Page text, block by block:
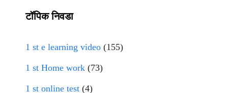
टॉपिक निवडा
1 st e learning video (155)
1 st Home work (73)
1 st online test (4)